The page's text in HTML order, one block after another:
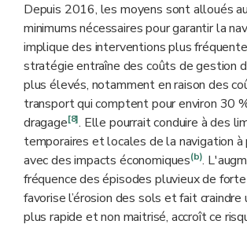
Depuis 2016, les moyens sont alloués
minimums nécessaires pour garantir la
implique des interventions plus
stratégie entraîne des coûts de gestion
plus élevés, notamment en raison des
transport qui comptent pour environ 30
dragage[8]. Elle pourrait conduire à des
temporaires et locales de la navigation à
avec des impacts économiques(b).
fréquence des épisodes pluvieux de
favorise l’érosion des sols et fait
plus rapide et non maitrisé, accroît ce